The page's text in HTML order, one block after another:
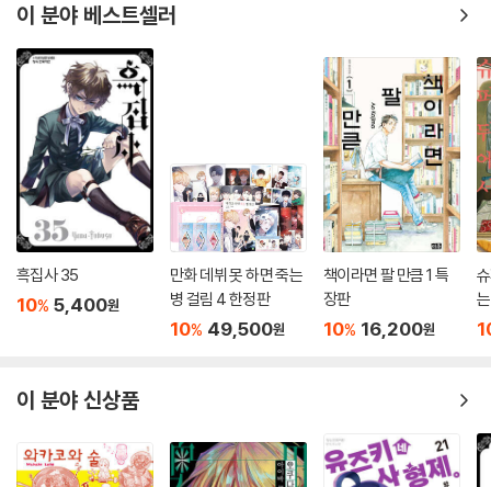
이 분야 베스트셀러
흑집사 35
10% 5,400원
만화 데뷔 못 하면 죽는
병 걸림 4 한정판
10% 49,500원
책이라면 팔 만큼 1 특
장판
10% 16,200원
이 분야 신상품